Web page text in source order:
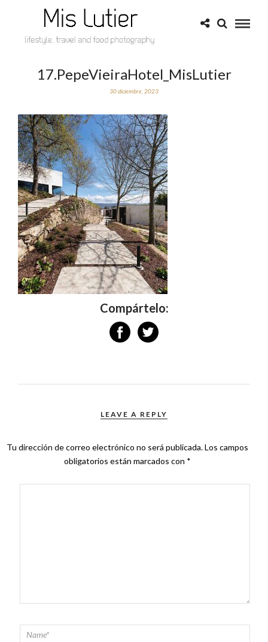
17.PepeVieiraHotel_MisLutier
30 diciembre, 2023
Compártelo:
LEAVE A REPLY
Tu dirección de correo electrónico no será publicada.Los campos
obligatorios están marcados con *